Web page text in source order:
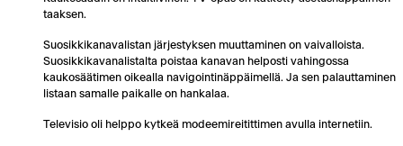
taaksen.
Suosikkikanavalistan järjestyksen muuttaminen on vaivalloista.
Suosikkikavanalistalta poistaa kanavan helposti vahingossa
kaukosäätimen oikealla navigointinäppäimellä. Ja sen palauttaminen
listaan samalle paikalle on hankalaa.
Televisio oli helppo kytkeä modeemireitittimen avulla internetiin.